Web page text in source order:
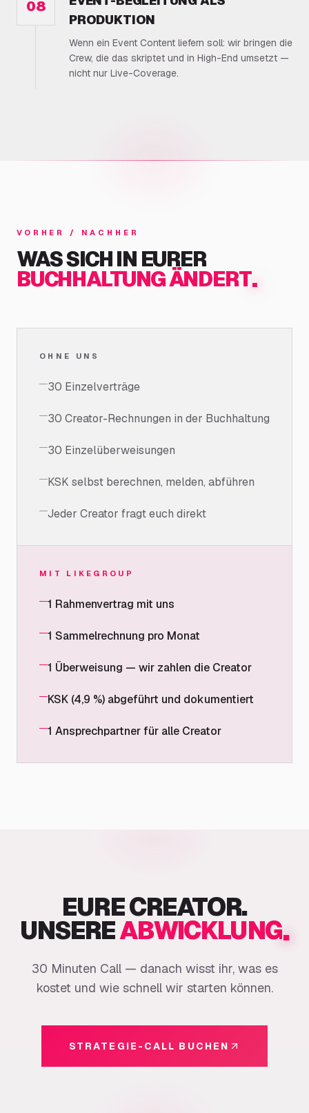
08
PRODUKTION
Wenn ein Event Content liefern soll: wir bringen die
Crew, die das skriptet und in High-End umsetzt —
nicht nur Live-Coverage.
VORHER / NACHHER
WAS SICH IN EURER
BUCHHALTUNG ÄNDERT.
OHNE UNS
30 Einzelverträge
30 Creator-Rechnungen in der Buchhaltung
30 Einzelüberweisungen
KSK selbst berechnen, melden, abführen
Jeder Creator fragt euch direkt
MIT LIKEGROUP
1 Rahmenvertrag mit uns
1 Sammelrechnung pro Monat
1 Überweisung — wir zahlen die Creator
KSK (4,9 %) abgeführt und dokumentiert
1 Ansprechpartner für alle Creator
EURE CREATOR.
UNSEREABWICKLUNG.
30 Minuten Call — danach wisst ihr, was es
kostet und wie schnell wir starten können.
STRATEGIE-CALL BUCHEN